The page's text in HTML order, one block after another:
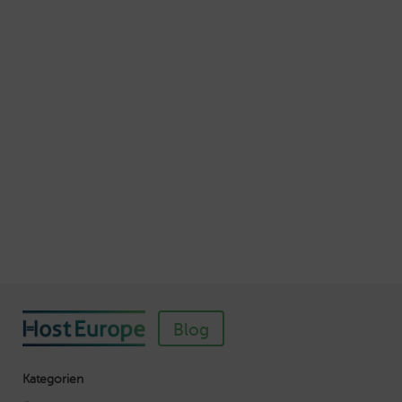
Blog
Kategorien